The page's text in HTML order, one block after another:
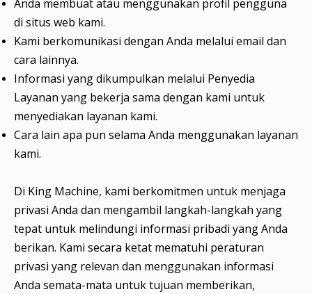
Anda membuat atau menggunakan profil pengguna
di situs web kami.
Kami berkomunikasi dengan Anda melalui email dan
cara lainnya.
Informasi yang dikumpulkan melalui Penyedia
Layanan yang bekerja sama dengan kami untuk
menyediakan layanan kami.
Cara lain apa pun selama Anda menggunakan layanan
kami.
Di King Machine, kami berkomitmen untuk menjaga
privasi Anda dan mengambil langkah-langkah yang
tepat untuk melindungi informasi pribadi yang Anda
berikan. Kami secara ketat mematuhi peraturan
privasi yang relevan dan menggunakan informasi
Anda semata-mata untuk tujuan memberikan,